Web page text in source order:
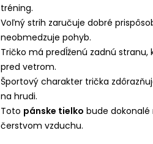
tréning.
Voľný strih zaručuje dobré
neobmedzuje pohyb.
Tričko má predĺženú zadnú
pred vetrom.
Športový charakter trička
na hrudi.
Toto pánske tielko bude dokonalé
čerstvom vzduchu.